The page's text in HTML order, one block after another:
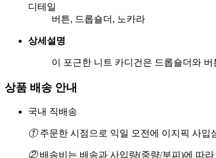
디테일
버튼, 드롭숄더, 노카라
상세설명
이 포근한 니트 카디건은 드롭숄더와
상품 배송 안내
국내 직배송
①주문한 시점으로 익일 오전에 이지픽 사입
②배송비는 배송과 사입량(중량/부피)에 따